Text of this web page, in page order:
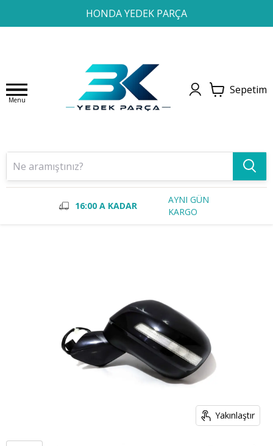
HONDA YEDEK PARÇA
1 2 3 4
Menu
Sepetim
16:00 A KADAR
AYNI GÜN
KARGO
Yakınlaştır